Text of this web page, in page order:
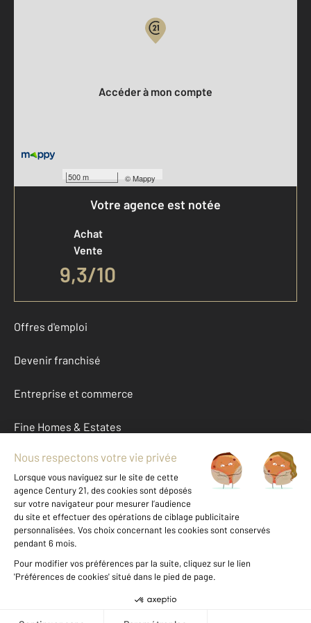
500 m ©Mappy
Accéder à mon compte
Votre agence est notée
Achat
Vente
9,3/10
Offres d'emploi
Devenir franchisé
Entreprise et commerce
Fine Homes & Estates
À propos
International
Nous contacter
Données personnelles